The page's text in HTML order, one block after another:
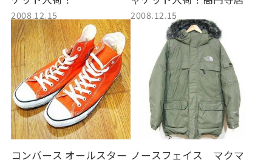
2008.12.15 2008.12.15
コンバース オールスター ノースフェイス マクマ